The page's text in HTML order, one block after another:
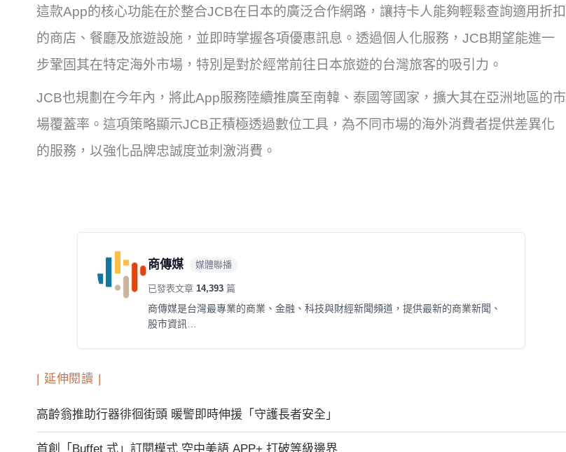
這款App的核心功能在於整合JCB在日本的廣泛合作網路，讓持卡人能夠輕鬆查詢適用折扣
的商店、餐廳及旅遊設施，並即時掌握各項優惠訊息。透過個人化服務，JCB期望能進一
步鞏固其在特定海外市場，特別是對於經常前往日本旅遊的台灣旅客的吸引力。
JCB也規劃在今年內，將此App服務陸續推廣至南韓、泰國等國家，擴大其在亞洲地區的市
場覆蓋率。這項策略顯示JCB正積極透過數位工具，為不同市場的海外消費者提供差異化
的服務，以強化品牌忠誠度並刺激消費。
商傳媒 媒體聯播
已發表文章 14,393 篇
商傳媒是台灣最專業的商業、金融、科技與財經新聞頻道，提供最新的商業新聞、
股市資訊…
| 延伸閱讀 |
高齡翁推助行器徘徊街頭 暖警即時伸援「守護長者安全」
首創「Buffet 式」訂閱模式 空中美語 APP+ 打破等級邊界